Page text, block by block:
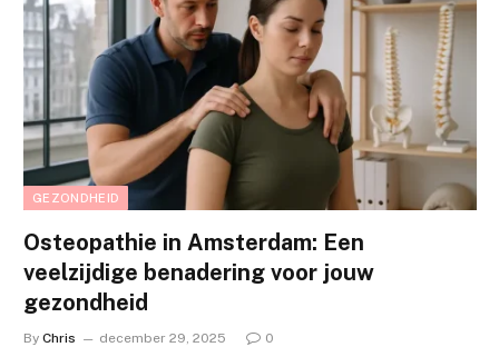
GEZONDHEID
Osteopathie in Amsterdam: Een
veelzijdige benadering voor jouw
gezondheid
By Chris december 29, 2025 0